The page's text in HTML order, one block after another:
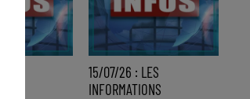
15/07/26 : LES
INFORMATIONS